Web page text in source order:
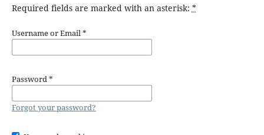
Required fields are marked with an asterisk: *
Username or Email*
Password*
Forgot your password?